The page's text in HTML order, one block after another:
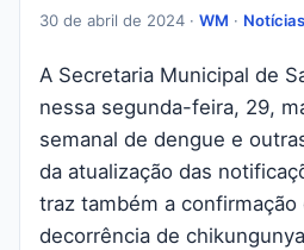
30 de abril de 2024 · WM ·
A Secretaria Municipal de
nessa segunda-feira, 29,
semanal de dengue e
da atualização das
traz também a confirmação
decorrência de